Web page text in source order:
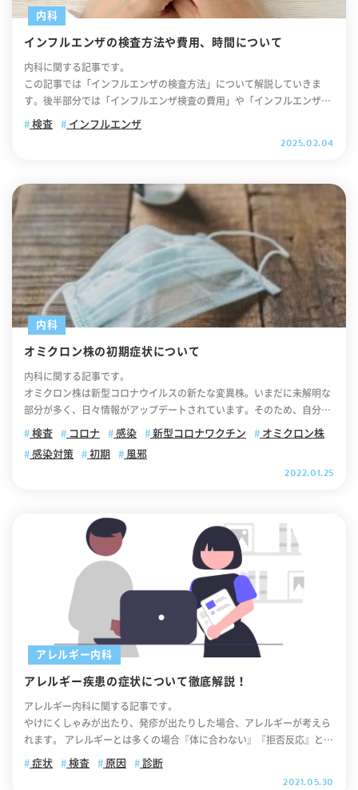
内科
インフルエンザの検査方法や費用、時間について
内科に関する記事です。
この記事では「インフルエンザの検査方法」について解説していきま
す。後半部分では「インフルエンザ検査の費用」や「インフルエンザ検
査時の注意点」について解説しておりますので、ぜひ最後までご覧くだ
background-color: #ffb800; box-shadow: 0 0 10pxrgb(0 0 0 / 10%);
e; } .cv_box a:after { content: ""; position: absolute; top: 52%; -web
kit-transform: translateY(-50%); transform: translateY(-50%); right:
10px; background-image: url("https://itaya-naika.co.jp/static/user/
images/common/icon_link_w.svg"); width: 15px; height: 15px; back
ground-size: contain; display: inline-block; } 【目次】 インフルエン
ザとは インフルエンザの検査の種類 一般的なインフルエンザの検査方
法 インフルエンザの検査時期（タイミング） インフルエンザ迅速検査
について 発熱のないインフルエンザについて インフルエンザ検査とPC
す。感染してから約1～3日間程度の潜伏期間の後に、38℃以上の高熱、
関節痛、頭痛、全身倦怠感などが突然あらわれます。以下、インフルエ
インフルエンザの症状について詳しく知りたい方は「インフルエンザか
な？症状がある方へ」をご覧ください。 インフルエンザの検査の種類
インフルエンザの検査には、次の4種類があります。 ＜迅速診断キット
を使用した検査＞ 迅速診断キットによる検査は、綿棒でのどや鼻の奥の
粘膜をこすり、そこについた組織や分泌物からウイルスを検出する検査
です。迅速診断キットによる検査は、短時間(約5分)で簡便に診断できる
だけでなく、A型とB型の鑑別も可能です。したがって現在、最も主流と
なっている検査になります。 ＜PCR検査＞（当院では実施していませ
ん） PCR検査は、のどや鼻の奥を拭い採取した液を検体とし、インフル
の型や構造を詳細に調べることができます。そのため、「新型ウイルス
であるかどうか」を判定することが可能です。 ＜ウイルス分離検査＞
ウイルス分離検査は、のどや鼻の奥を拭って採取した液からウイルスを
分離して判定する検査です。ウイルス分離検査は、結果が出るまでに
す。したがって、非常に優れた検査と言われております。 なおウィルス
検査 インフルエンザ
2025.02.04
内科
オミクロン株の初期症状について
内科に関する記事です。
オミクロン株は新型コロナウイルスの新たな変異株。いまだに未解明な
部分が多く、日々情報がアップデートされています。そのため、自分の
周囲に体調不良の方がいると「もしかしてオミクロン株に感染したのか
か。 この記事では「オミクロン株の初期症状の特徴」や「オミクロン株
と風邪との違い」についてご説明していきます。オミクロン株について
外でも同じ報告がされております オミクロン株に感染しても初期症状が
ない（無症状）の人もいます オミクロン株の初期症状と風邪との違い
オミクロン株でも肺炎を引き起こす可能性があります オミクロン株に感
染した場合の後遺症とは？ オミクロン株の初期症状がない方も感染対策
を徹底してください オミクロン株の初期症状がない方も感染している可
能性はあります オミクロン株の感染拡大を抑えるために オミクロン株
の初期症状が見られた方へ オミクロン株の初期症状の特徴について
オミクロン株の主な初期症状は「発熱」「咳」「咽頭痛（のどの痛
み）」などの風邪症状が中心になります。しかし人によっては「倦怠
感」「関節痛」「鼻水」「筋肉痛」などの初期症状もございます。です
えるのは危険。単なる風邪だと思っていても、実際にはオミクロン株に
感染している可能性も考えられます。したがって、少しでも体調に異変
を感じましたら、まずはかかりつけ医等身近な医療機関に電話で相談し
てください。 オミクロン株の初期症状については海外でも同じ報告が
検査 コロナ 感染 新型コロナワクチン
オミクロン株
感染対策
初期 風邪
2022.01.25
アレルギー内科
アレルギー疾患の症状について徹底解説！
アレルギー内科に関する記事です。
やけにくしゃみが出たり、発疹が出たりした場合、アレルギーが考えら
れます。 アレルギーとは多くの場合『体に合わない』『拒否反応』とい
う意味で使われている言葉ですが、正確には「免疫学的な機序によって
症状 検査 原因 診断
2021.05.30